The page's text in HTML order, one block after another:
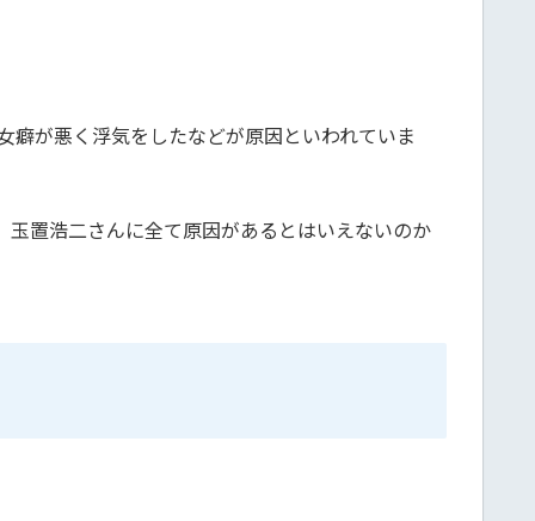
が悪く浮気をしたなどが原因といわれていま
置浩二さんに全て原因があるとはいえないのか